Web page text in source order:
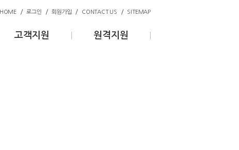
HOME / 로그인 / 회원가입 / CONTACT US / SITEMAP
고객지원 원격지원